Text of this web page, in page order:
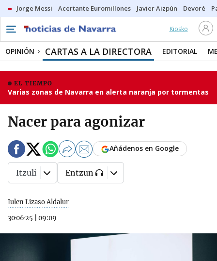
Jorge Messi Acertante Euromillones Javier Aizpún Devoré
Kiosko
OPINIÓN CARTAS A LA DIRECTORA EDITORIAL
EL TIEMPO
Varias zonas de Navarra en alerta naranja por tormentas
Nacer para agonizar
Iulen Lizaso Aldalur
30·06·25
09:09
Añádenos en Google
Itzuli Entzun